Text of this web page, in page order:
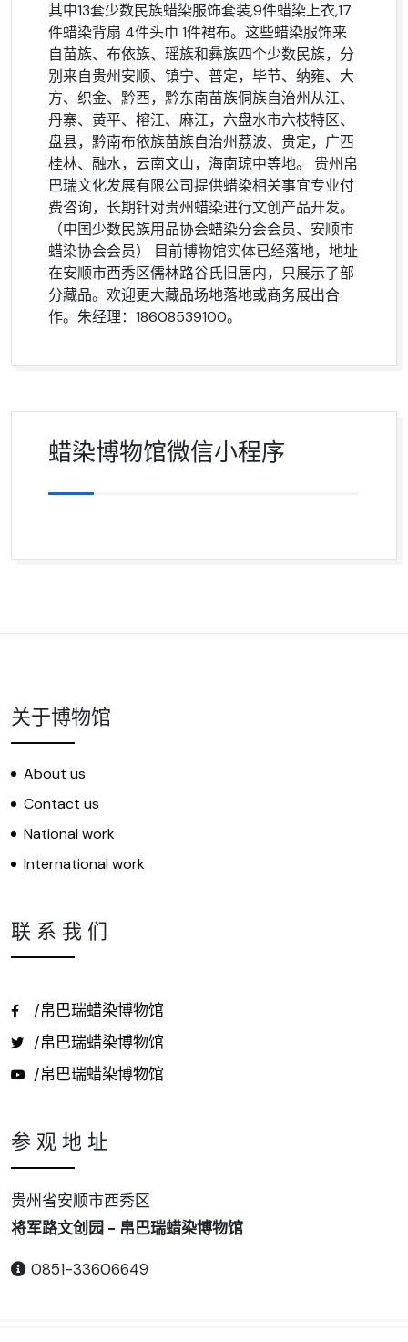
其中13套少数民族蜡染服饰套装,9件蜡染上衣,17
件蜡染背扇 4件头巾 1件裙布。这些蜡染服饰来
自苗族、布依族、瑶族和彝族四个少数民族，分
别来自贵州安顺、镇宁、普定，毕节、纳雍、大
方、织金、黔西，黔东南苗族侗族自治州从江、
丹寨、黄平、榕江、麻江，六盘水市六枝特区、
盘县，黔南布依族苗族自治州荔波、贵定，广西
桂林、融水，云南文山，海南琼中等地。 贵州帛
巴瑞文化发展有限公司提供蜡染相关事宜专业付
费咨询，长期针对贵州蜡染进行文创产品开发。
（中国少数民族用品协会蜡染分会会员、安顺市
蜡染协会会员） 目前博物馆实体已经落地，地址
在安顺市西秀区儒林路谷氏旧居内，只展示了部
分藏品。欢迎更大藏品场地落地或商务展出合
作。朱经理：18608539100。
蜡染博物馆微信小程序
关于博物馆
About us
Contact us
National work
International work
联 系 我 们
/帛巴瑞蜡染博物馆
/帛巴瑞蜡染博物馆
/帛巴瑞蜡染博物馆
参 观 地 址
贵州省安顺市西秀区
将军路文创园 - 帛巴瑞蜡染博物馆
0851-33606649